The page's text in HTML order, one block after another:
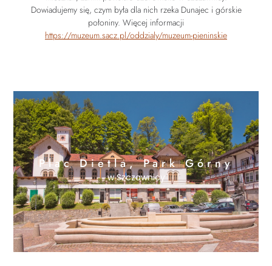
Dowiadujemy się, czym była dla nich rzeka Dunajec i górskie
połoniny. Więcej informacji
https://muzeum.sacz.pl/oddzialy/muzeum-pieninskie
Plac Dietla, Park Górny
w Szczawnicy